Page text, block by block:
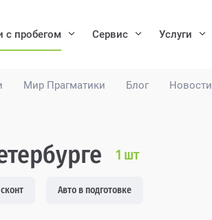
Мир Прагматики Блог Новости
с пробегом Сервис Услуги
1 шт
Авто в подготовке